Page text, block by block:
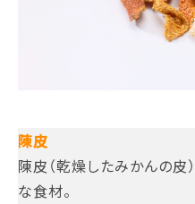
陳皮
陳皮（乾燥したみかんの皮
な食材。